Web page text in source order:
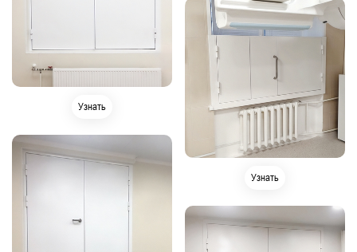
Узнать
Узнать